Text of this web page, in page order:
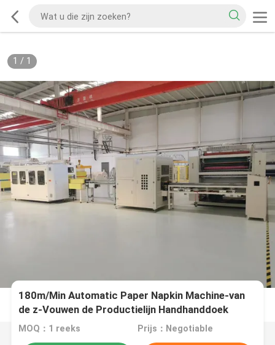
1 / 1
180m/Min Automatic Paper Napkin Machine-van
de z-Vouwen de Productielijn Handhanddoek
MOQ：1 reeks Prijs：Negotiable